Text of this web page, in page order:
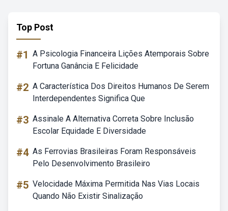
Top Post
#1 A Psicologia Financeira Lições Atemporais Sobre
Fortuna Ganância E Felicidade
#2 A Característica Dos Direitos Humanos De Serem
Interdependentes Significa Que
#3 Assinale A Alternativa Correta Sobre Inclusão
Escolar Equidade E Diversidade
#4 As Ferrovias Brasileiras Foram Responsáveis
Pelo Desenvolvimento Brasileiro
#5 Velocidade Máxima Permitida Nas Vias Locais
Quando Não Existir Sinalização